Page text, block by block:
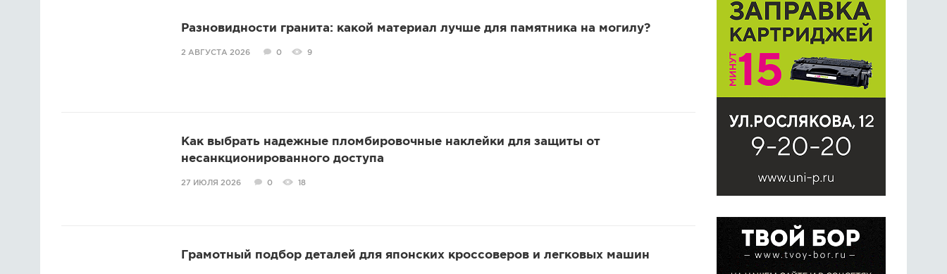
Разновидности гранита: какой материал лучше для памятника на могилу?
2 АВГУСТА 2026 0 9
Как выбрать надежные пломбировочные наклейки для защиты от
несанкционированного доступа
27 ИЮЛЯ 2026 0 18
Грамотный подбор деталей для японских кроссоверов и легковых машин